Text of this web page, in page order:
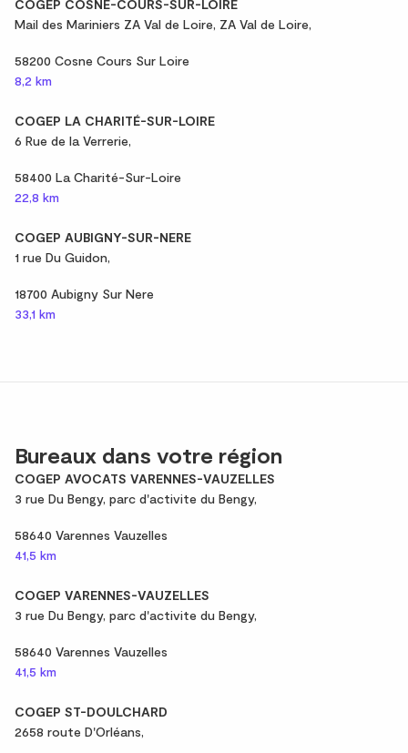
COGEP COSNE-COURS-SUR-LOIRE
Mail des Mariniers ZA Val de Loire, ZA Val de Loire,
58200 Cosne Cours Sur Loire
8,2 km
COGEP LA CHARITÉ-SUR-LOIRE
6 Rue de la Verrerie,
58400 La Charité-Sur-Loire
22,8 km
COGEP AUBIGNY-SUR-NERE
1 rue Du Guidon,
18700 Aubigny Sur Nere
33,1 km
Bureaux dans votre région
COGEP AVOCATS VARENNES-VAUZELLES
3 rue Du Bengy, parc d'activite du Bengy,
58640 Varennes Vauzelles
41,5 km
COGEP VARENNES-VAUZELLES
3 rue Du Bengy, parc d'activite du Bengy,
58640 Varennes Vauzelles
41,5 km
COGEP ST-DOULCHARD
2658 route D'Orléans,